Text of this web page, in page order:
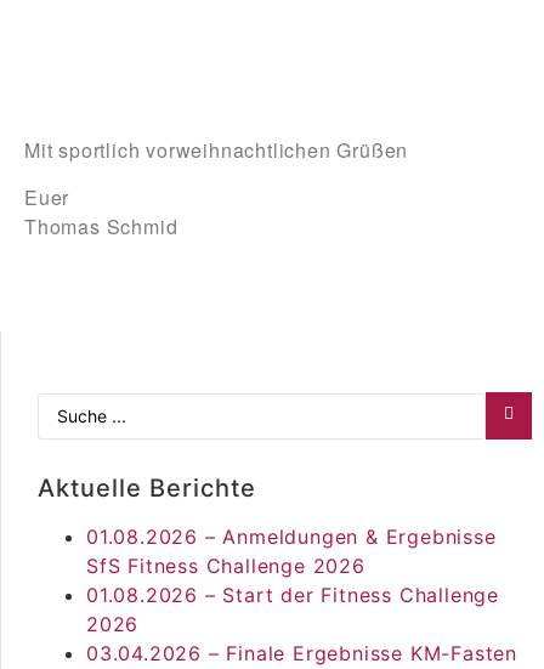
Mit sportlich vorweihnachtlichen Grüßen
Euer
Thomas Schmid
Aktuelle Berichte
01.08.2026 – Anmeldungen & Ergebnisse
SfS Fitness Challenge 2026
01.08.2026 – Start der Fitness Challenge
2026
03.04.2026 – Finale Ergebnisse KM-Fasten